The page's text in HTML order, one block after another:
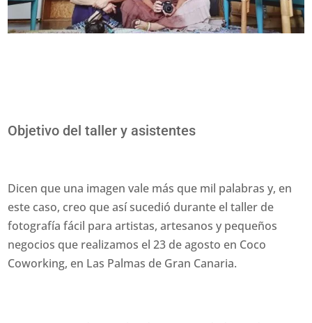
Objetivo del taller y asistentes
Dicen que una imagen vale más que mil palabras y, en
este caso, creo que así sucedió durante el taller de
fotografía fácil para artistas, artesanos y pequeños
negocios que realizamos el 23 de agosto en Coco
Coworking, en Las Palmas de Gran Canaria.